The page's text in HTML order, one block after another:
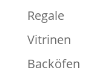
Regale
Vitrinen
Backöfen